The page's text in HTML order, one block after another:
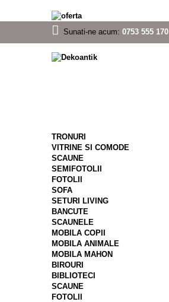
Sunati-ne acum: 0753 555 170
TRONURI
VITRINE SI COMODE
SCAUNE
SEMIFOTOLII
FOTOLII
SOFA
SETURI LIVING
BANCUTE
SCAUNELE
MOBILA COPII
MOBILA ANIMALE
MOBILA MAHON
BIROURI
BIBLIOTECI
SCAUNE
FOTOLII